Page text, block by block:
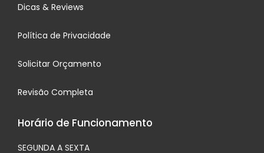
Dicas & Reviews
Política de Privacidade
Solicitar Orçamento
Revisão Completa
Horário de Funcionamento
SEGUNDA A SEXTA